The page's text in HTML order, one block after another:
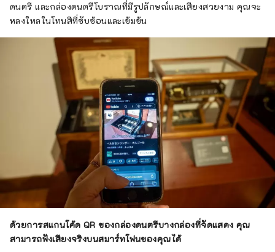
ดนตรี และกล่องดนตรีโบราณที่มีรูปลักษณ์และเสียงสวยงาม คุณจะ
หลงใหลในโทนสีที่ซับซ้อนและเข้มข้น
ด้วยการสแกนโค้ด QR ของกล่องดนตรีบางกล่องที่จัดแสดง คุณ
สามารถฟังเสียงจริงบนสมาร์ทโฟนของคุณได้